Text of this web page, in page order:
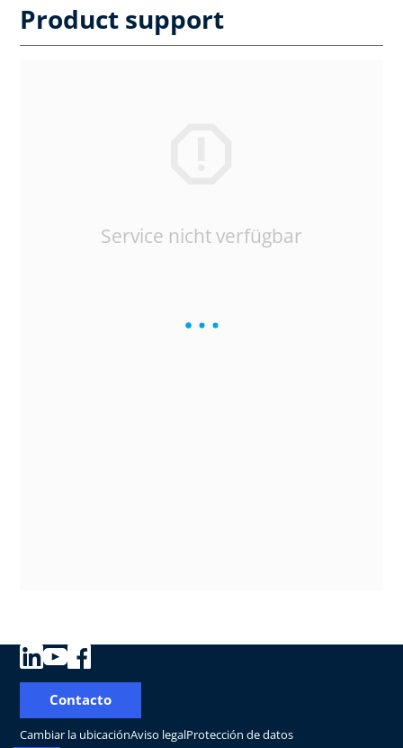
Product support
Service nicht verfügbar
Cambiar la ubicaciónAviso legalProtección de datos
Contacto